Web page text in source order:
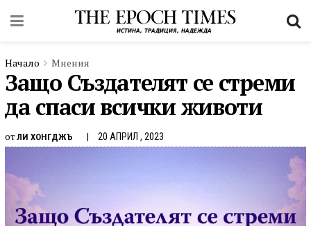
Начало Мнения
Защо Създателят се стреми
да спаси всички животи
отЛИ ХОНГДЖЪ 20 АПРИЛ , 2023